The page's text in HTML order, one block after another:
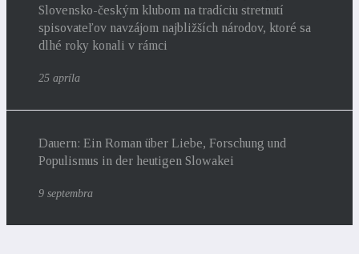
Slovensko-českým klubom na tradíciu stretnutí
spisovateľov navzájom najbližších národov, ktoré sa
dlhé roky konali v rámci
25 apríla
Dauern: Ein Roman über Liebe, Forschung und
Populismus in der heutigen Slowakei
9 septembra